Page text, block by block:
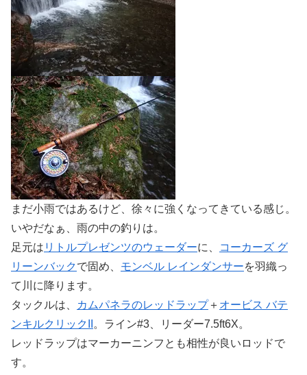
まだ小雨ではあるけど、徐々に強くなってきている感じ。
いやだなぁ、雨の中の釣りは。
足元は リトルプレゼンツのウェーダーに、
コーカーズ グ
リーンバックで固め、 モンベル レインダンサーを羽織っ
て川に降ります。
タックルは、
カムパネラのレッドラップ＋ オービス バテ
ンキルクリックII
。ライン#3、リーダー7.5ft6X。
レッドラップはマーカーニンフとも相性が良いロッドで
す。